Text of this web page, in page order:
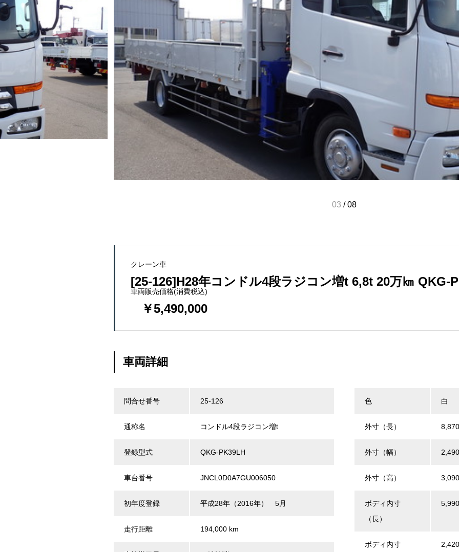
バス 高所作業車
03 /08
クレーン車
[25-126]H28年コンドル4段ラジコン増t 6,8t 20万㎞ QKG-
車両販売価格(消費税込)
￥5,490,000
車両詳細
問合せ番号 25-126
通称名 コンドル4段ラジコン増t
登録型式 QKG-PK39LH
車台番号 JNCL0D0A7GU006050
初年度登録 平成28年（2016年） 5月
走行距離 194,000 km
色 白
外寸（長）
外寸（幅）
外寸（高）
ボディ内寸
（長）
ボディ内寸